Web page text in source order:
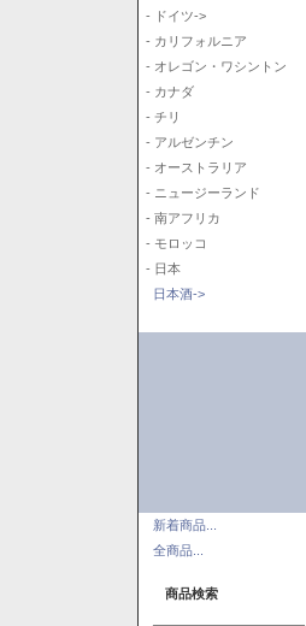
- ドイツ->
- カリフォルニア
- オレゴン・ワシントン
- カナダ
- チリ
- アルゼンチン
- オーストラリア
- ニュージーランド
- 南アフリカ
- モロッコ
- 日本
日本酒->
新着商品...
全商品...
商品検索